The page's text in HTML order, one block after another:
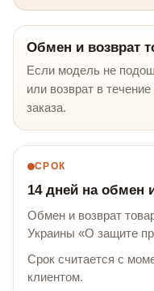
Обмен и возврат
Если модель не
или возврат в течение
заказа.
СРОК
14 дней на обмен
Обмен и возврат
Украины «О защите
Срок считается с
клиентом.